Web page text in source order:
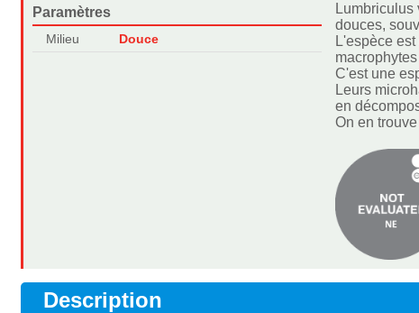
Paramètres
Milieu Douce
douces,
L'espèce
C'est une
Leurs
en
On en
Description